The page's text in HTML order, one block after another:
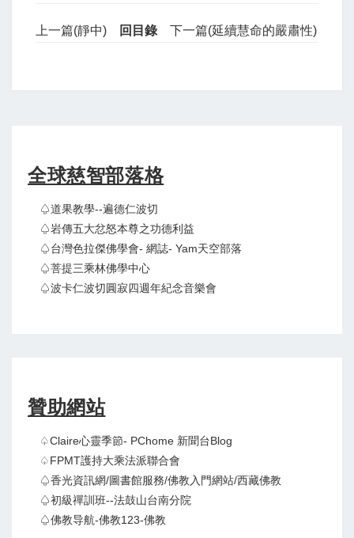
上一篇(靜中) 回目錄 下一篇(延續慧命的嚴肅性)
全球慈智部落格
♤道果教學--遍德仁波切
♤岩傳五大忿怒本尊之功德利益
♤台灣色拉傑佛學會- 網誌- Yam天空部落
♤菩提三乘林佛學中心
♤波卡仁波切圓寂四週年紀念音樂會
贊助網站
♤claire心靈季節- PChome 新聞台Blog
♤FPMT護持大乘法派聯合會
♤香光資訊網/圖書館服務/佛教入門網站/西藏佛教
♤初級禪訓班--法鼓山台南分院
♤佛教导航-佛教123-佛教